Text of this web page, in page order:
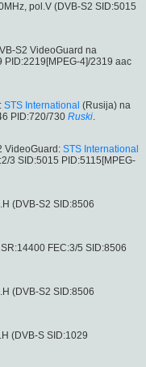
pol.V (DVB-S2 SID:5015
S2 VideoGuard na
PID:2219[MPEG-4]/2319 aac
STS International (Rusija) na
PID:720/730 Ruski.
VideoGuard: STS International
3 SID:5015 PID:5115[MPEG-
(DVB-S2 SID:8506
FEC:3/5 SID:8506
(DVB-S2 SID:8506
(DVB-S SID:1029